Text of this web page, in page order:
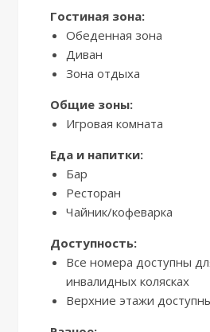
Гостиная зона:
Обеденная зона
Диван
Зона отдыха
Общие зоны:
Игровая комната
Еда и напитки:
Бар
Ресторан
Чайник/кофеварка
Доступность:
Все номера доступны
инвалидных колясках
Верхние этажи